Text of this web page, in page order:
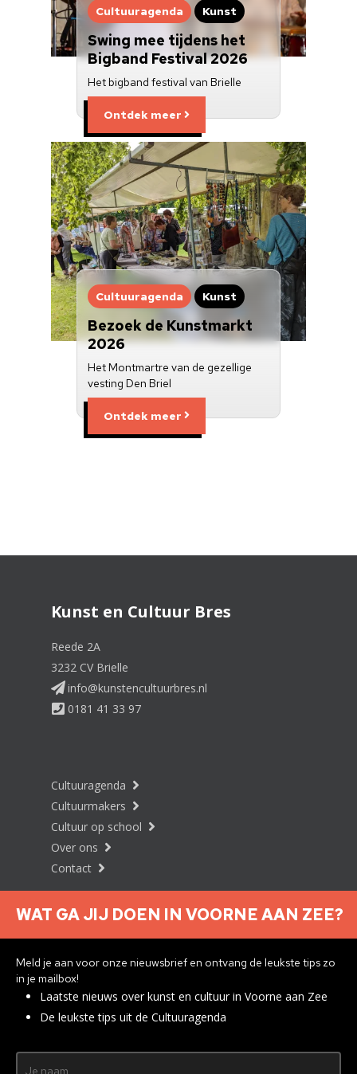
Cultuuragenda Kunst
Swing mee tijdens het
Bigband Festival 2026
Het bigband festival van Brielle
Ontdek meer
Cultuuragenda Kunst
Bezoek de Kunstmarkt
2026
Het Montmartre van de gezellige
vesting Den Briel
Ontdek meer
Kunst en Cultuur Bres
Reede 2A
3232 CV Brielle
info@kunstencultuurbres.nl
0181 41 33 97
Cultuuragenda
Cultuurmakers
Cultuur op school
Over ons
Contact
Nieuwsbrief aanmelden
Privacyverklaring
WAT GA JIJ DOEN IN VOORNE AAN ZEE?
Meld je aan voor onze nieuwsbrief en ontvang de leukste tips zo
in je mailbox!
Laatste nieuws over kunst en cultuur in Voorne aan Zee
De leukste tips uit de Cultuuragenda